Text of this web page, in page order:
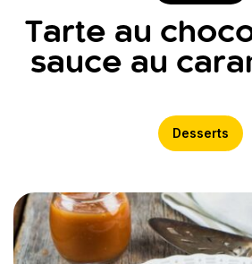
Tarte au
sauce au
Desserts